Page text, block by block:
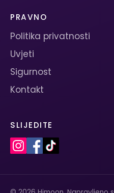
PRAVNO
Politika privatnosti
Uvjeti
Sigurnost
Kontakt
SLIJEDITE